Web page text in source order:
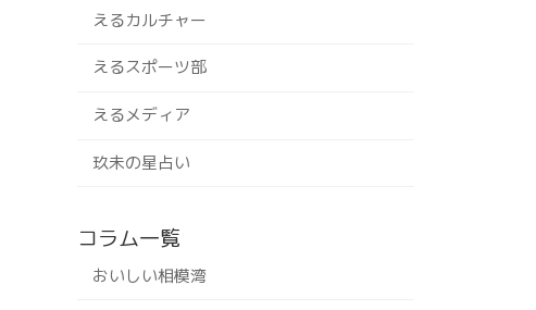
えるカルチャー
えるスポーツ部
えるメディア
玖未の星占い
コラム一覧
おいしい相模湾